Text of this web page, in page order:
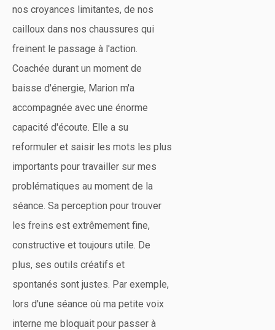
nos croyances limitantes, de nos
cailloux dans nos chaussures qui
freinent le passage à l'action.
Coachée durant un moment de
baisse d'énergie, Marion m'a
accompagnée avec une énorme
capacité d'écoute. Elle a su
reformuler et saisir les mots les plus
importants pour travailler sur mes
problématiques au moment de la
séance. Sa perception pour trouver
les freins est extrêmement fine,
constructive et toujours utile. De
plus, ses outils créatifs et
spontanés sont justes. Par exemple,
lors d'une séance où ma petite voix
interne me bloquait pour passer à